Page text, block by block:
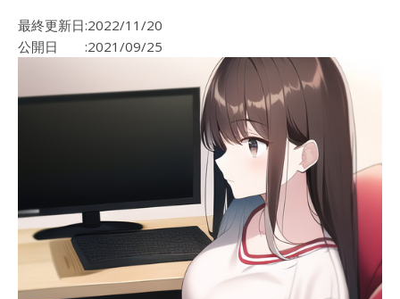
最終更新日:2022/11/20
公開日 :2021/09/25